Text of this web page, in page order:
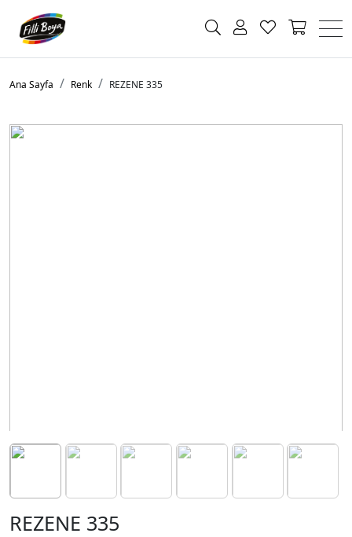
Ana Sayfa Renk REZENE 335
REZENE 335